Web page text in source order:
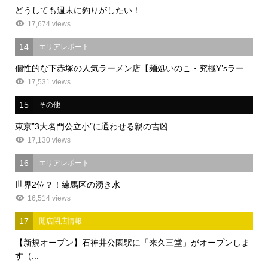
どうしても週末に釣りがしたい！
17,674 views
14 エリアレポート
個性的な下赤塚の人気ラーメン店【麺処いのこ・究極Y’sラー...
17,531 views
15 その他
東京”3大名門公立小”に通わせる親の吉凶
17,130 views
16 エリアレポート
世界2位？！練馬区の湧き水
16,514 views
17 開店閉店情報
【新規オープン】石神井公園駅に「来久三堂」がオープンしま
す（...